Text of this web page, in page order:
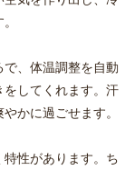
、体温調整を自動
してくれます。汗
かに過ごせます。
性があります。ち